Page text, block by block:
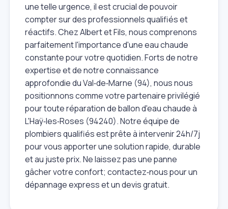
une telle urgence, il est crucial de pouvoir
compter sur des professionnels qualifiés et
réactifs. Chez Albert et Fils, nous comprenons
parfaitement l'importance d'une eau chaude
constante pour votre quotidien. Forts de notre
expertise et de notre connaissance
approfondie du Val‑de‑Marne (94), nous nous
positionnons comme votre partenaire privilégié
pour toute réparation de ballon d'eau chaude à
L'Haÿ‑les‑Roses (94240). Notre équipe de
plombiers qualifiés est prête à intervenir 24h/7j
pour vous apporter une solution rapide, durable
et au juste prix. Ne laissez pas une panne
gâcher votre confort; contactez‑nous pour un
dépannage express et un devis gratuit.